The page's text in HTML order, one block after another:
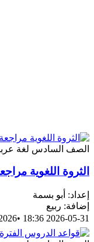
الصف السادس لغة
الثروة اللغوية
إعداد: أبو بسمة
إضافة: ربيع
2026-05-31 18:36
•